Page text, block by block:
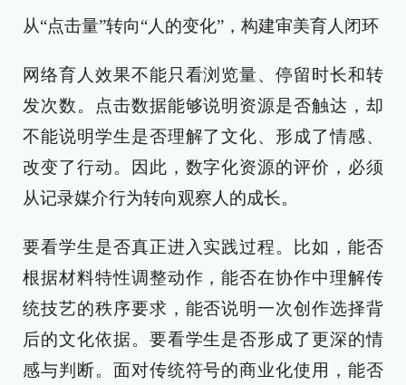
从“点击量”转向“人的变化”，构建审美育人闭环
网络育人效果不能只看浏览量、停留时长和转
发次数。点击数据能够说明资源是否触达，却
不能说明学生是否理解了文化、形成了情感、
改变了行动。因此，数字化资源的评价，必须
从记录媒介行为转向观察人的成长。
要看学生是否真正进入实践过程。比如，能否
根据材料特性调整动作，能否在协作中理解传
统技艺的秩序要求，能否说明一次创作选择背
后的文化依据。要看学生是否形成了更深的情
感与判断。面对传统符号的商业化使用，能否